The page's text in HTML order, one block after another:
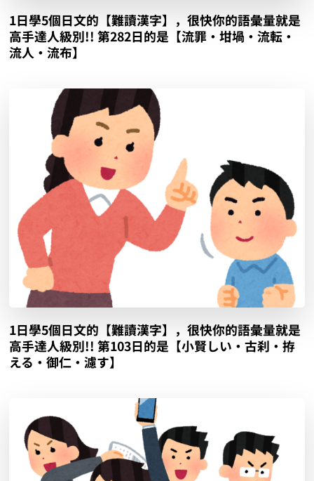
1日學5個日文的【難讀漢字】，很快你的語彙量就是
高手達人級別!! 第282日的是【流罪‧坩堝‧流転‧
流人‧流布】
1日學5個日文的【難讀漢字】，很快你的語彙量就是
高手達人級別!! 第103日的是【小賢しい‧古刹‧拵
える‧御仁‧濾す】